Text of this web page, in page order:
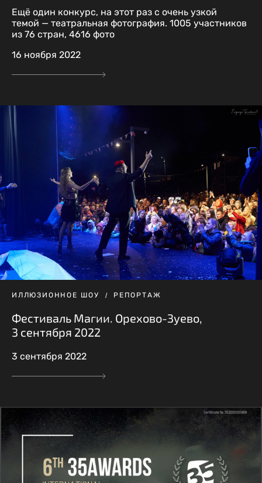
Ещё один конкурс, на этот раз с очень узкой
темой — театральная фотография. 1005 участников
из 76 стран, 4616 фото
16 ноября 2022
ИЛЛЮЗИОННОЕ ШОУ РЕПОРТАЖ
Фестиваль Магии. Орехово-Зуево,
3 сентября 2022
3 сентября 2022